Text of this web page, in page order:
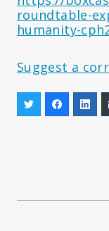
roundtable-
humanity-
Suggest a